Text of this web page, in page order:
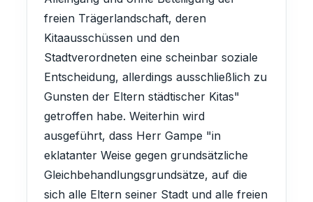
freien Trägerlandschaft, deren
Kitaausschüssen und den
Stadtverordneten eine scheinbar soziale
Entscheidung, allerdings ausschließlich zu
Gunsten der Eltern städtischer Kitas"
getroffen habe. Weiterhin wird
ausgeführt, dass Herr Gampe "in
eklatanter Weise gegen grundsätzliche
Gleichbehandlungsgrundsätze, auf die
sich alle Eltern seiner Stadt und alle freien